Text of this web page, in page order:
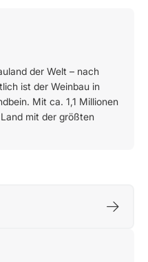
der Welt – nach
ist der Weinbau in
Mit ca. 1,1 Millionen
mit der größten